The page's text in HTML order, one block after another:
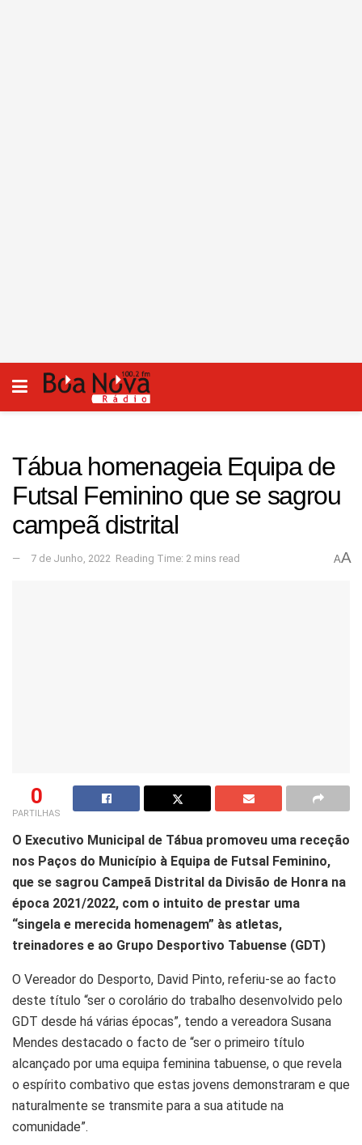
Tábua homenageia Equipa de
Futsal Feminino que se sagrou
campeã distrital
7 de Junho, 2022 Reading Time: 2 mins read AA
0
PARTILHAS
O Executivo Municipal de Tábua promoveu uma receção
nos Paços do Município à Equipa de Futsal Feminino,
que se sagrou Campeã Distrital da Divisão de Honra na
época 2021/2022, com o intuito de prestar uma
“singela e merecida homenagem” às atletas,
treinadores e ao Grupo Desportivo Tabuense (GDT)
O Vereador do Desporto, David Pinto, referiu-se ao facto
deste título “ser o corolário do trabalho desenvolvido pelo
GDT desde há várias épocas”, tendo a vereadora Susana
Mendes destacado o facto de “ser o primeiro título
alcançado por uma equipa feminina tabuense, o que revela
o espírito combativo que estas jovens demonstraram e que
naturalmente se transmite para a sua atitude na
comunidade”.